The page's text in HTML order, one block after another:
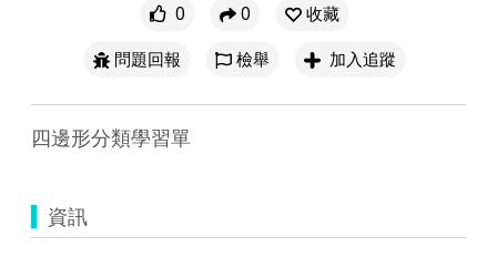
0 0
收藏
問題回報
檢舉 加入追蹤
四邊形分類學習單
資訊